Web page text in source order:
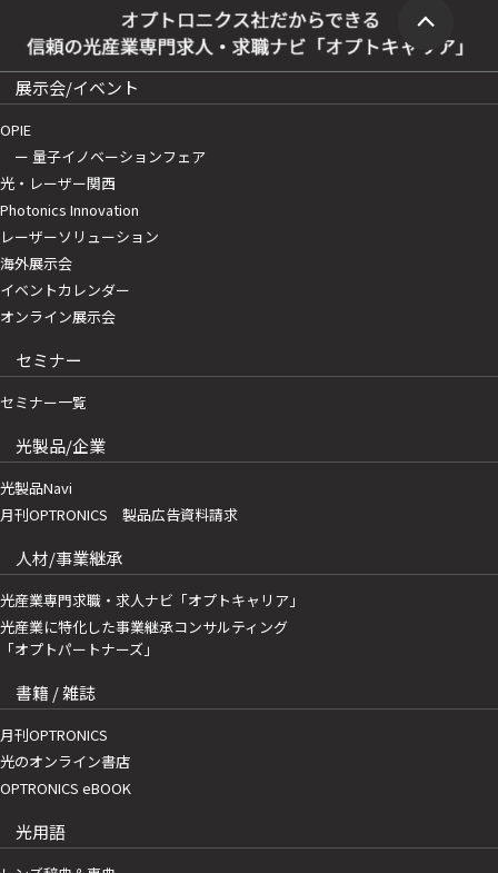
展示会/イベント
OPIE
ー 量子イノベーションフェア
光・レーザー関西
Photonics Innovation
レーザーソリューション
海外展示会
イベントカレンダー
オンライン展示会
セミナー
セミナー一覧
光製品/企業
光製品Navi
月刊OPTRONICS 製品広告資料請求
人材/事業継承
光産業専門求職・求人ナビ「オプトキャリア」
光産業に特化した事業継承コンサルティング
「オプトパートナーズ」
書籍 / 雑誌
月刊OPTRONICS
光のオンライン書店
OPTRONICS eBOOK
光用語